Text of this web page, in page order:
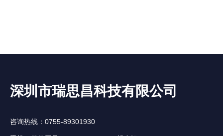
深圳市瑞思昌科技有限公司
咨询热线：0755-89301930